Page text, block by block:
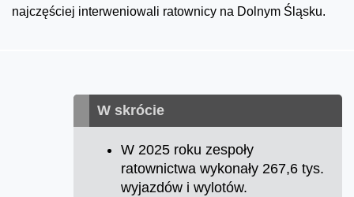
najczęściej interweniowali ratownicy na Dolnym Śląsku.
W skrócie
W 2025 roku zespoły
ratownictwa wykonały 267,6 tys.
wyjazdów i wylotów.